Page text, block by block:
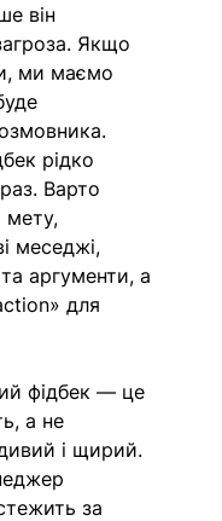
він
Якщо
ми маємо
рідко
Варто
мету,
меседжі,
аргументи, а
для
фідбек — це
а не
і щирий.
за